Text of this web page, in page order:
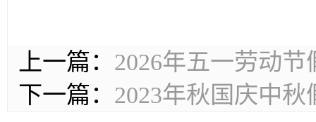
上一篇： 2026年五一劳动
下一篇： 2023年秋国庆中